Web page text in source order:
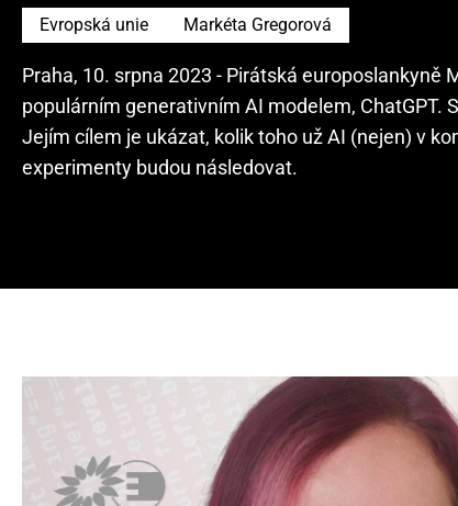
Evropská unie Markéta Gregorová
Praha, 10. srpna 2023 - Pirátská
populárním generativním AI modelem, ChatGPT.
Jejím cílem je ukázat, kolik toho už AI (nejen) v
experimenty budou následovat.